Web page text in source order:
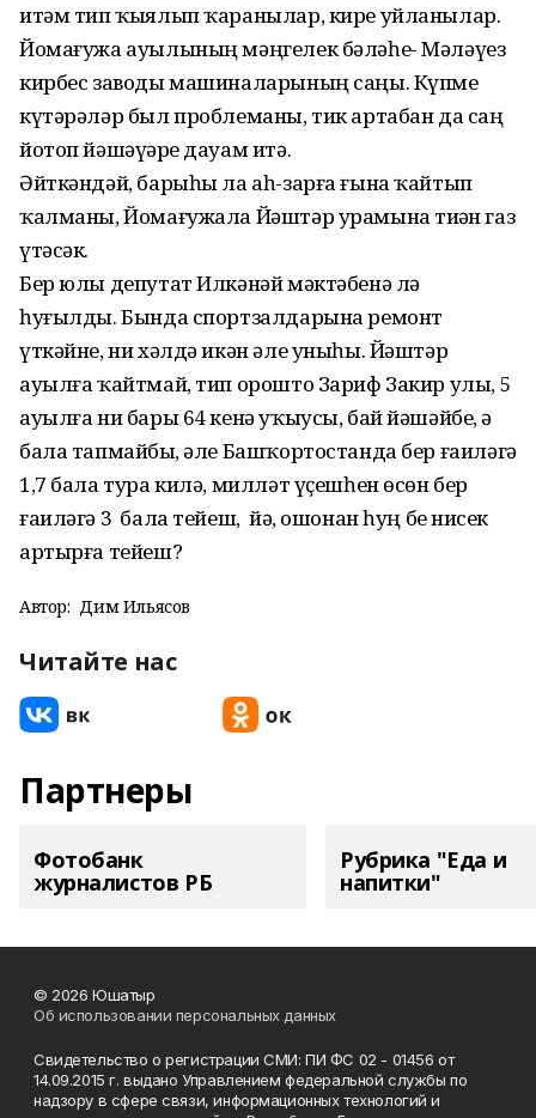
итәм тип ҡыялып ҡаранылар, кире уйланылар.
Йомағужа ауылының мәңгелек бәләһе- Мәләүез
кирбес заводы машиналарының саңы. Күпме
күтәрәләр был проблеманы, тик артабан да саң
йотоп йәшәүҙәре дауам итә.
Әйткәндәй, барыһы ла аһ-зарға ғына ҡайтып
ҡалманы, Йомағужала Йәштәр урамына тиҙҙән газ
үтәсәк.
Бер юлы депутат Илкәнәй мәктәбенә лә
һуғылды. Бында спортзалдарына ремонт
үткәйне, ни хәлдә икән әле уныһы. Йәштәр
ауылға ҡайтмай, тип орошто Зариф Закир улы, 5
ауылға ни бары 64 кенә уҡыусы, бай йәшәйбеҙ, ә
бала тапмайбыҙ, әле Башҡортостанда бер ғаиләгә
1,7 бала тура килә, милләт үҫешһен өсөн бер
ғаиләгә 3 бала тейеш, йә, ошонан һуң беҙ нисек
артырға тейеш?
Автор: Дим Ильясов
Читайте нас
Партнеры
Фотобанк
журналистов РБ
Рубрика "Еда и
напитки"
© 2026 Юшатыр
Об использовании персональных данных
Свидетельство о регистрации СМИ: ПИ ФС 02 - 01456 от
14.09.2015 г. выдано Управлением федеральной службы по
надзору в сфере связи, информационных технологий и